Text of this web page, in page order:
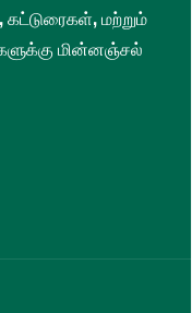
கட்டுரைகள், மற்றும்
மின்னஞ்சல்